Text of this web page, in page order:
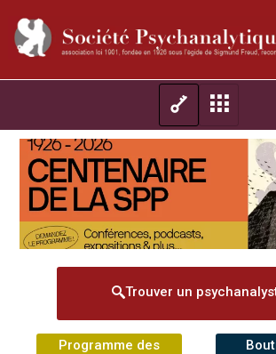
Trouver un
Programme des